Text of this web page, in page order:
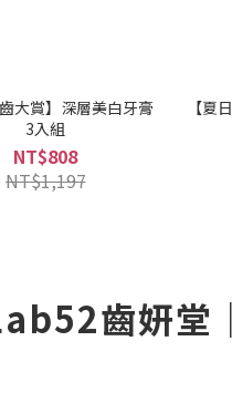
齒大賞】深層美白牙膏
3入組
NT$808
NT$1,197
【夏
齒妍堂